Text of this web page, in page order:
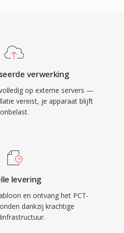
verwerking
op externe servers —
vereist, je apparaat blijft
onbelast.
levering
en ontvang het PCT-
dankzij krachtige